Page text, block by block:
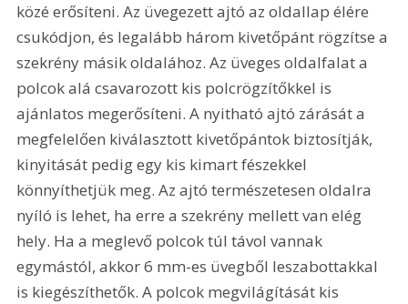
közé erősíteni. Az üvegezett ajtó az oldallap élére
csukódjon, és legalább három kivetőpánt rögzítse a
szekrény másik oldalához. Az üveges oldalfalat a
polcok alá csavarozott kis polcrögzítőkkel is
ajánlatos megerősíteni. A nyitható ajtó zárását a
megfelelően kiválasztott kivetőpántok biztosítják,
kinyitását pedig egy kis kimart fészekkel
könnyíthetjük meg. Az ajtó természetesen oldalra
nyíló is lehet, ha erre a szekrény mellett van elég
hely. Ha a meglevő polcok túl távol vannak
egymástól, akkor 6 mm-es üvegből leszabottakkal
is kiegészíthetők. A polcok megvilágítását kis